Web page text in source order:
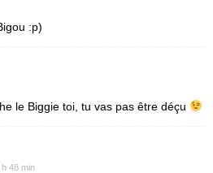
:p)
le Biggie toi, tu vas pas être déçu
48 min